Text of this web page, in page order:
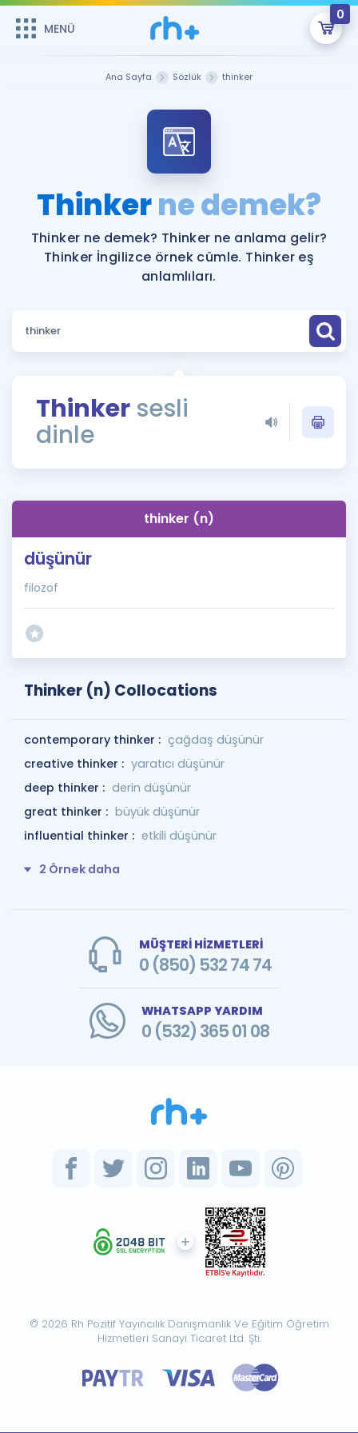
MENÜ
0
ÜYE DEĞİLİM
Sepetin Şu An Boş.
Remzi Hoca ile seni sınava hazırlayacak onlarca eğitim seni
bekliyor!
MENÜ
Faydalı Araçlar
Sözlük
Rehberlik Aracı
ÖSYM Sınav Takvimi
İngilizce Gramer
Hakkımızda
Ana Sayfa Sözlük thinker
Thinkerne demek?
Thinker ne demek? Thinker ne anlama gelir?
Thinker İngilizce örnek cümle. Thinker eş
anlamlıları.
Thinker sesli
dinle
thinker (n)
düşünür
filozof
Thinker (n) Collocations
contemporary thinker : çağdaş düşünür
creative thinker : yaratıcı düşünür
deep thinker : derin düşünür
great thinker : büyük düşünür
influential thinker : etkili düşünür
2 Örnek daha
MÜŞTERİ HİZMETLERİ
0 (850) 532 74 74
WHATSAPP YARDIM
0 (532) 365 01 08
© 2026 Rh Pozitif Yayıncılık Danışmanlık Ve Eğitim Öğretim
Hizmetleri Sanayi Ticaret Ltd. Şti.